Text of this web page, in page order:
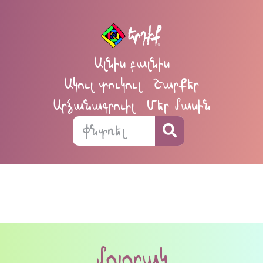
Ալնիս բալնիս
Ակուլ տուկուլ
Շարքեր
Արձանագրուիլ
Մեր մասին